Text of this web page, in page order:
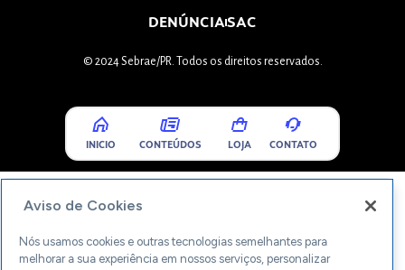
DENÚNCIASAC
© 2024 Sebrae/PR. Todos os direitos reservados.
INICIO CONTEÚDOS LOJA CONTATO
Aviso de Cookies
Nós usamos cookies e outras tecnologias semelhantes para
melhorar a sua experiência em nossos serviços, personalizar